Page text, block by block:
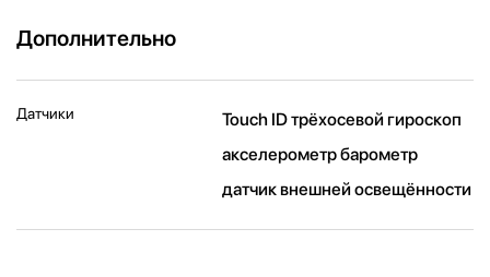
Дополнительно
Датчики
Touch ID трёхосевой гироскоп
акселерометр барометр
датчик внешней освещённости